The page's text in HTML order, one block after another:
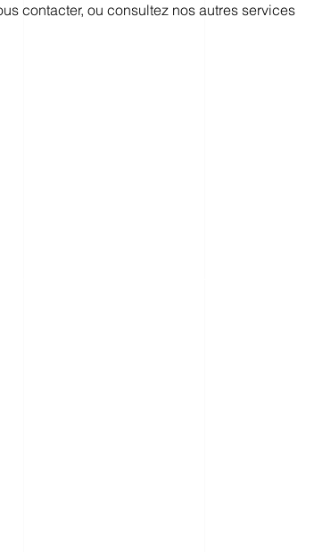
contacter, ou consultez nos autres services